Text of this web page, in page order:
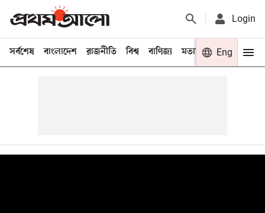
Login
সর্বশেষ বাংলাদেশ রাজনীতি বিশ্ব বাণিজ্য মতামত খেলা
Eng